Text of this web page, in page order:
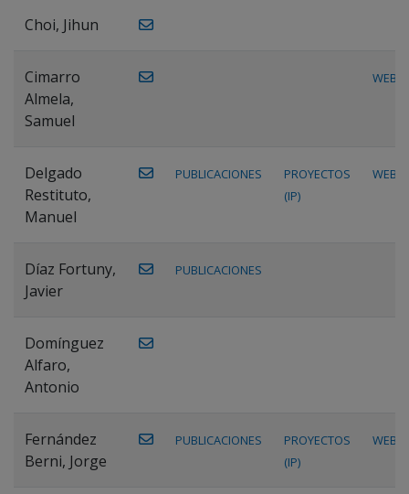
Choi, Jihun
Cimarro
Almela,
Samuel
WEB
Delgado
Restituto,
Manuel
PUBLICACIONES
PROYECTOS
(IP)
WEB
Díaz Fortuny,
Javier
PUBLICACIONES
Domínguez
Alfaro,
Antonio
Fernández
Berni, Jorge
PUBLICACIONES
PROYECTOS
(IP)
WEB